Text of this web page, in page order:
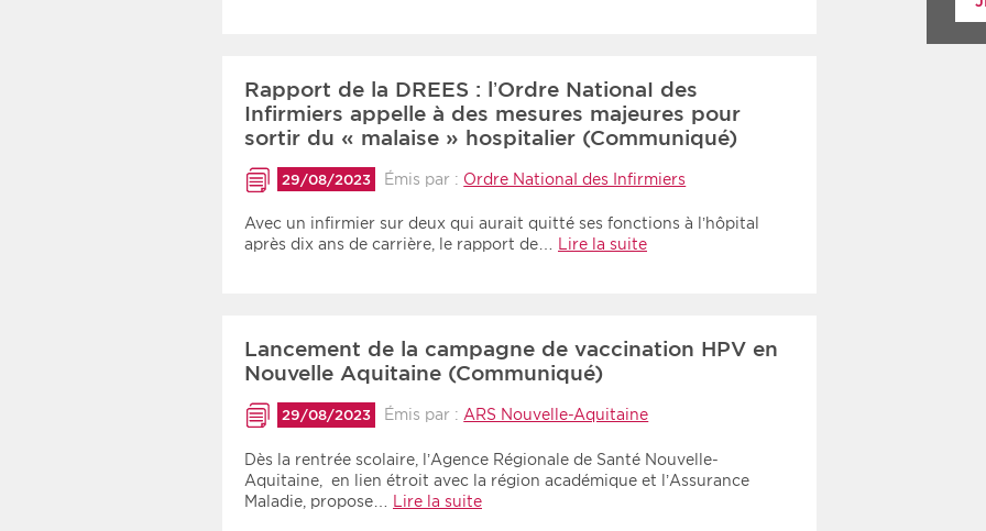
Rapport de la DREES : l’Ordre NationaI des
Infirmiers appelle à des mesures majeures pour
sortir du « malaise » hospitalier (Communiqué)
29/08/2023 Émis par : Ordre NationaI des Infirmiers
Avec un infirmier sur deux qui aurait quitté ses fonctions à l’hôpital
après dix ans de carrière, le rapport de… Lire la suite
Lancement de la campagne de vaccination HPV en
Nouvelle Aquitaine (Communiqué)
29/08/2023 Émis par : ARS Nouvelle-Aquitaine
Dès la rentrée scolaire, l’Agence Régionale de Santé Nouvelle-
Aquitaine, en lien étroit avec la région académique et l’Assurance
Maladie, propose… Lire la suite